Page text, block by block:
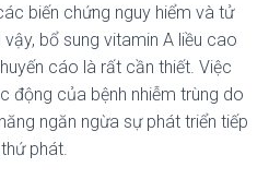
biến chứng nguy hiểm và tử
bổ sung vitamin A liều cao
cáo là rất cần thiết. Việc
động của bệnh nhiễm trùng do
ngăn ngừa sự phát triển tiếp
phát.